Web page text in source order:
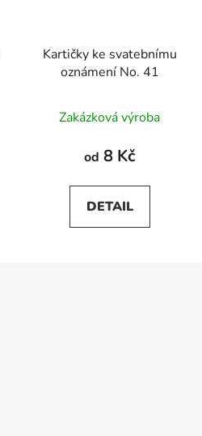
Kartičky ke svatebnímu
oznámení No. 41
Zakázková výroba
od 8 Kč
DETAIL